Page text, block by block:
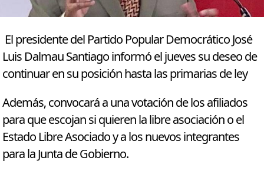
El presidente del Partido Popular Democrático José
Luis Dalmau Santiago informó el jueves su deseo de
continuar en su posición hasta las primarias de ley
Además, convocará a una votación de los afiliados
para que escojan si quieren la libre asociación o el
Estado Libre Asociado y a los nuevos integrantes
para la Junta de Gobierno.